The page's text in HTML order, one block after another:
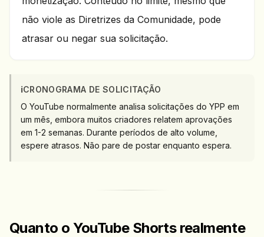
não viole as Diretrizes da Comunidade, pode
atrasar ou negar sua solicitação.
ℹ️CRONOGRAMA DE SOLICITAÇÃO
O YouTube normalmente analisa solicitações do YPP em
um mês, embora muitos criadores relatem aprovações
em 1-2 semanas. Durante períodos de alto volume,
espere atrasos. Não pare de postar enquanto espera.
Quanto o YouTube Shorts realmente